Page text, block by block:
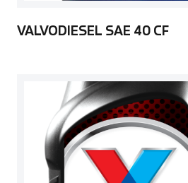
VALVODIESEL SAE 40 CF